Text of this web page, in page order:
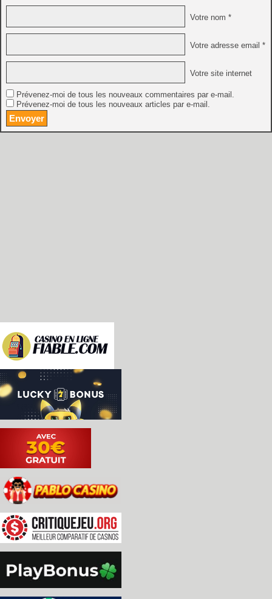
Votre nom *
Votre adresse email *
Votre site internet
Prévenez-moi de tous les nouveaux commentaires par e-mail.
Prévenez-moi de tous les nouveaux articles par e-mail.